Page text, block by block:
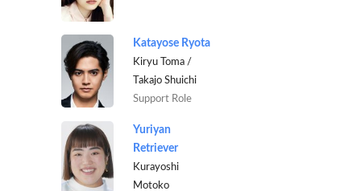
Katayose Ryota
Kiryu Toma /
Takajo Shuichi
Support Role
Yuriyan
Retriever
Kurayoshi
Motoko